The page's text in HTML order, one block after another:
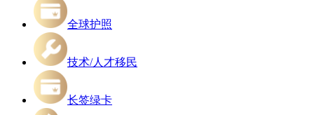
全球护照
技术/人才移民
长签绿卡